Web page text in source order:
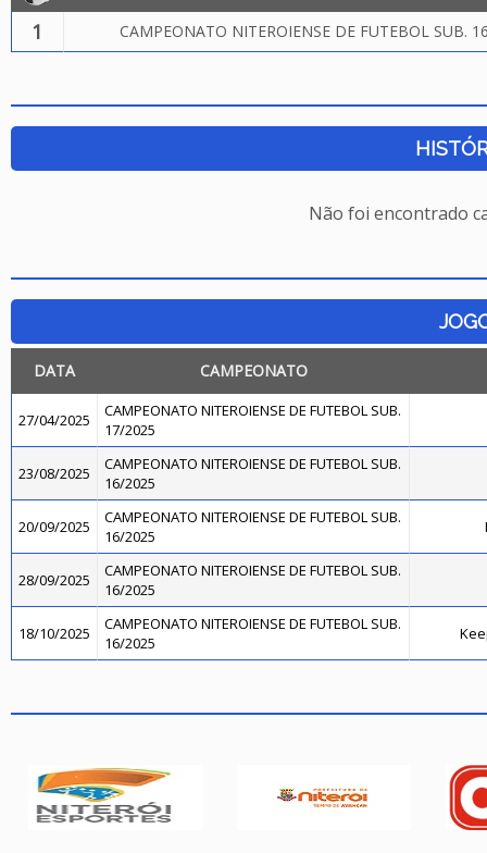
1 CAMPEONATO NITEROIENSE DE FUTEBOL SUB.
Não foi encontrado
DATA CAMPEONATO
27/04/2025
CAMPEONATO NITEROIENSE DE FUTEBOL SUB.
17/2025
23/08/2025
CAMPEONATO NITEROIENSE DE FUTEBOL SUB.
16/2025
20/09/2025
CAMPEONATO NITEROIENSE DE FUTEBOL SUB.
16/2025
28/09/2025
CAMPEONATO NITEROIENSE DE FUTEBOL SUB.
16/2025
18/10/2025
CAMPEONATO NITEROIENSE DE FUTEBOL SUB.
16/2025